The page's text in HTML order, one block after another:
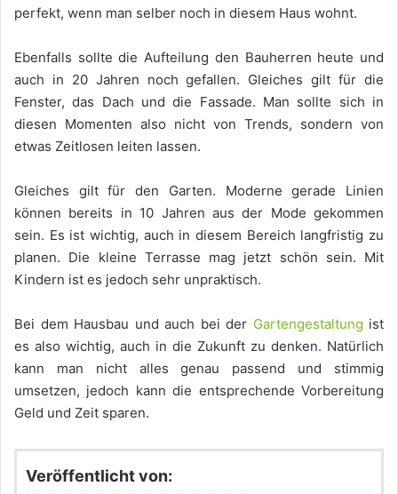
perfekt, wenn man selber noch in diesem Haus wohnt.
Ebenfalls sollte die Aufteilung den Bauherren heute und
auch in 20 Jahren noch gefallen. Gleiches gilt für die
Fenster, das Dach und die Fassade. Man sollte sich in
diesen Momenten also nicht von Trends, sondern von
etwas Zeitlosen leiten lassen.
Gleiches gilt für den Garten. Moderne gerade Linien
können bereits in 10 Jahren aus der Mode gekommen
sein. Es ist wichtig, auch in diesem Bereich langfristig zu
planen. Die kleine Terrasse mag jetzt schön sein. Mit
Kindern ist es jedoch sehr unpraktisch.
Bei dem Hausbau und auch bei der Gartengestaltung ist
es also wichtig, auch in die Zukunft zu denken. Natürlich
kann man nicht alles genau passend und stimmig
umsetzen, jedoch kann die entsprechende Vorbereitung
Geld und Zeit sparen.
Veröffentlicht von: